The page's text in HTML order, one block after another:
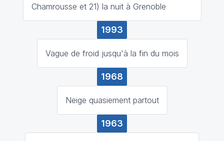
Chamrousse et 21) la nuit à Grenoble
1993
Vague de froid jusqu'à la fin du mois
1968
Neige quasiement partout
1963